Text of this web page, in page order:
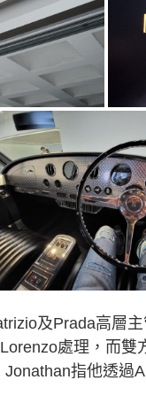
及Prada高層
處理，而
指他透過